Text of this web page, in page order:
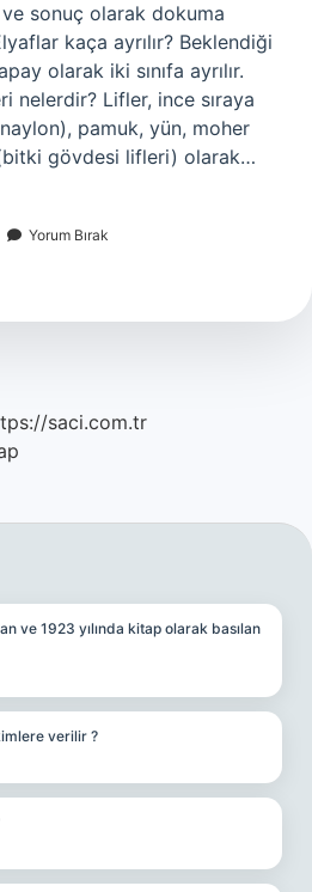
sonuç olarak dokuma
kaça ayrılır? Beklendiği
olarak iki sınıfa ayrılır.
nelerdir? Lifler, ince sıraya
pamuk, yün, moher
gövdesi lifleri) olarak…
Yorum Bırak
saci.com.tr
ve 1923 yılında kitap olarak basılan
verilir ?